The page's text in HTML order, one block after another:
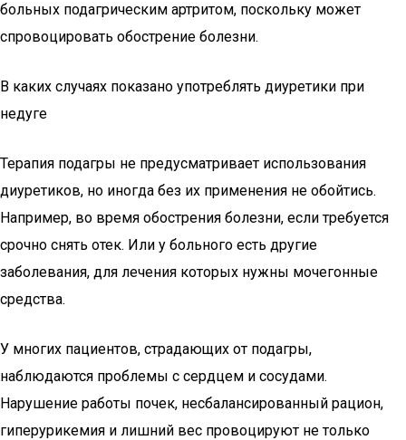
больных подагрическим артритом, поскольку может
спровоцировать обострение болезни.
В каких случаях показано употреблять диуретики при
недуге
Терапия подагры не предусматривает использования
диуретиков, но иногда без их применения не обойтись.
Например, во время обострения болезни, если требуется
срочно снять отек. Или у больного есть другие
заболевания, для лечения которых нужны мочегонные
средства.
У многих пациентов, страдающих от подагры,
наблюдаются проблемы с сердцем и сосудами.
Нарушение работы почек, несбалансированный рацион,
гиперурикемия и лишний вес провоцируют не только